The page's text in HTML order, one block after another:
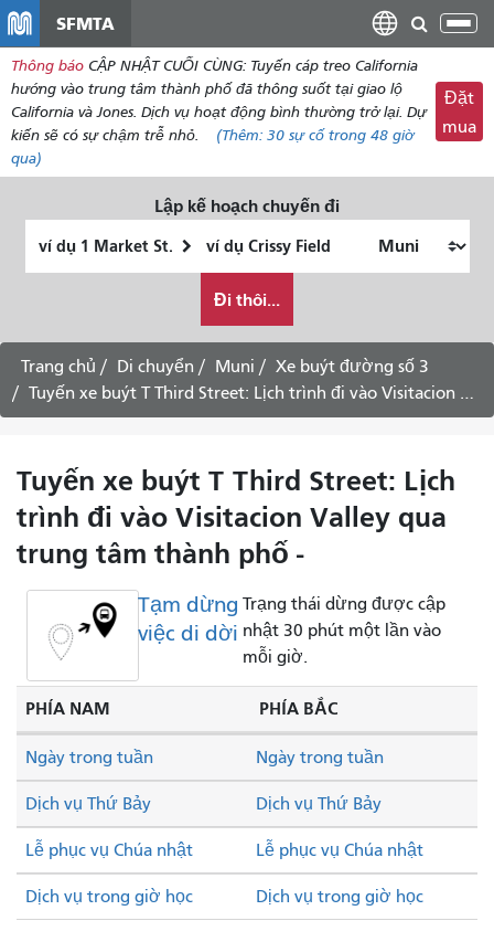
dung
SFMTA
Thông báo CẬP NHẬT CUỐI CÙNG: Tuyến cáp treo California
hướng vào trung tâm thành phố đã thông suốt tại giao lộ
California và Jones. Dịch vụ hoạt động bình thường trở lại. Dự
kiến ​​sẽ có sự chậm trễ nhỏ.
(Thêm: 30 sự cố trong 48 giờ
qua)
Đặt
mua
Lập kế hoạch chuyến đi
thúc
muốn
đi
du
lịch
như
nào
Đi thôi...
Trang chủ Di chuyển Muni
Xe buýt đường số 3
Tuyến xe buýt T Third Street: Lịch trình đi vào Visitacion Valley qua trung tâm thành phố -
Tuyến xe buýt T Third Street: Lịch
trình đi vào Visitacion Valley qua
trung tâm thành phố -
Tạm dừng
việc di dời
Trạng thái dừng được cập
nhật 30 phút một lần vào
mỗi giờ.
PHÍA NAM PHÍA BẮC
Dịch vụ Thứ Bảy Dịch vụ Thứ Bảy
Lễ phục vụ Chúa nhật Lễ phục vụ Chúa nhật
Ngày trong tuần Ngày trong tuần
Dịch vụ trong giờ học Dịch vụ trong giờ học